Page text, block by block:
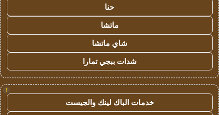
حنا
ماتشا
شاي ماتشا
شدات ببجي تمارا
!
خدمات الباك لينك والجيست